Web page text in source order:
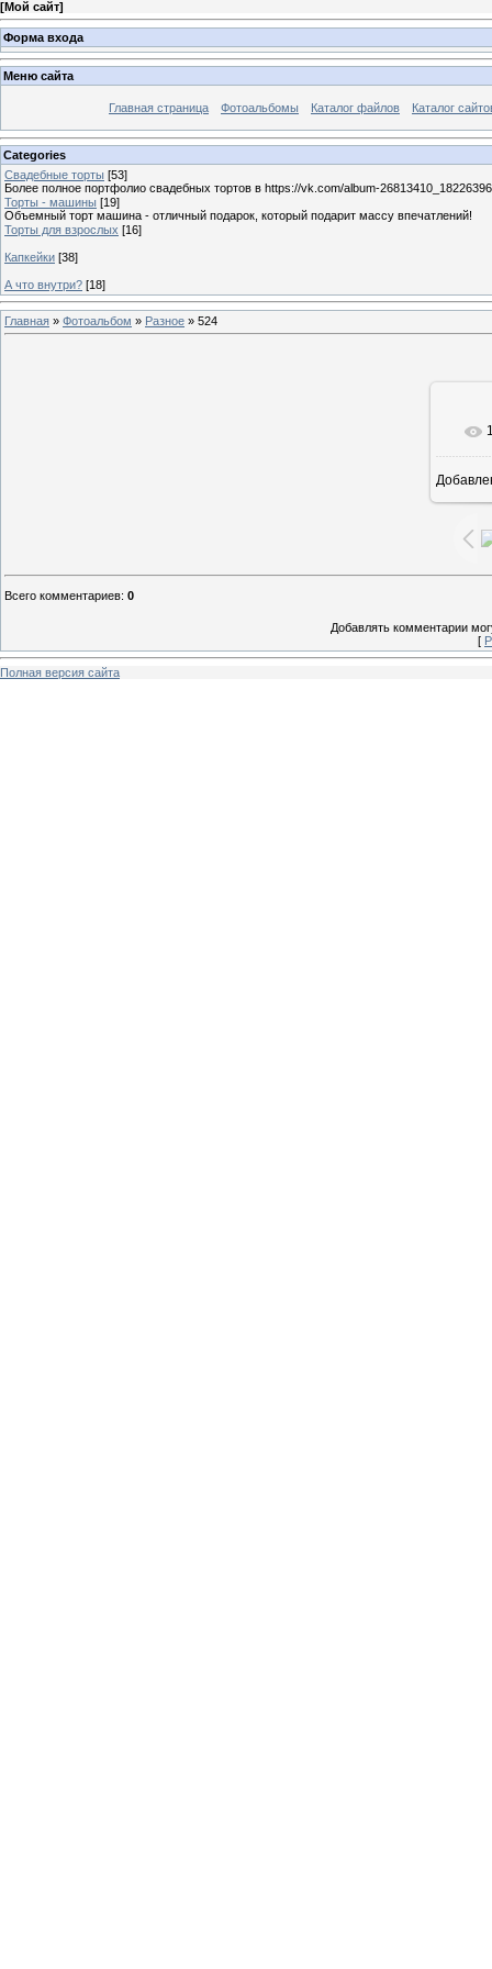
[Мой сайт]
Форма входа
Меню сайта
Главная страница Фотоальбомы Каталог файлов Каталог
Categories
Свадебные торты [53]
Более полное портфолио свадебных тортов в https://vk.com/album-
Торты - машины [19]
Объемный торт машина - отличный подарок, который подарит массу впечатлений!
Торты для взрослых [16]
Капкейки [38]
А что внутри? [18]
Главная » Фотоальбом » Разное » 524
Всего комментариев: 0
Добавлять комментарии
[
Полная версия сайта